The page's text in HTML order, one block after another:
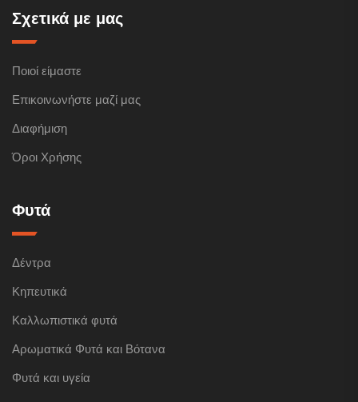
Σχετικά με μας
Ποιοί είμαστε
Επικοινωνήστε μαζί μας
Διαφήμιση
Όροι Χρήσης
Φυτά
Δέντρα
Κηπευτικά
Καλλωπιστικά φυτά
Αρωματικά Φυτά και Βότανα
Φυτά και υγεία